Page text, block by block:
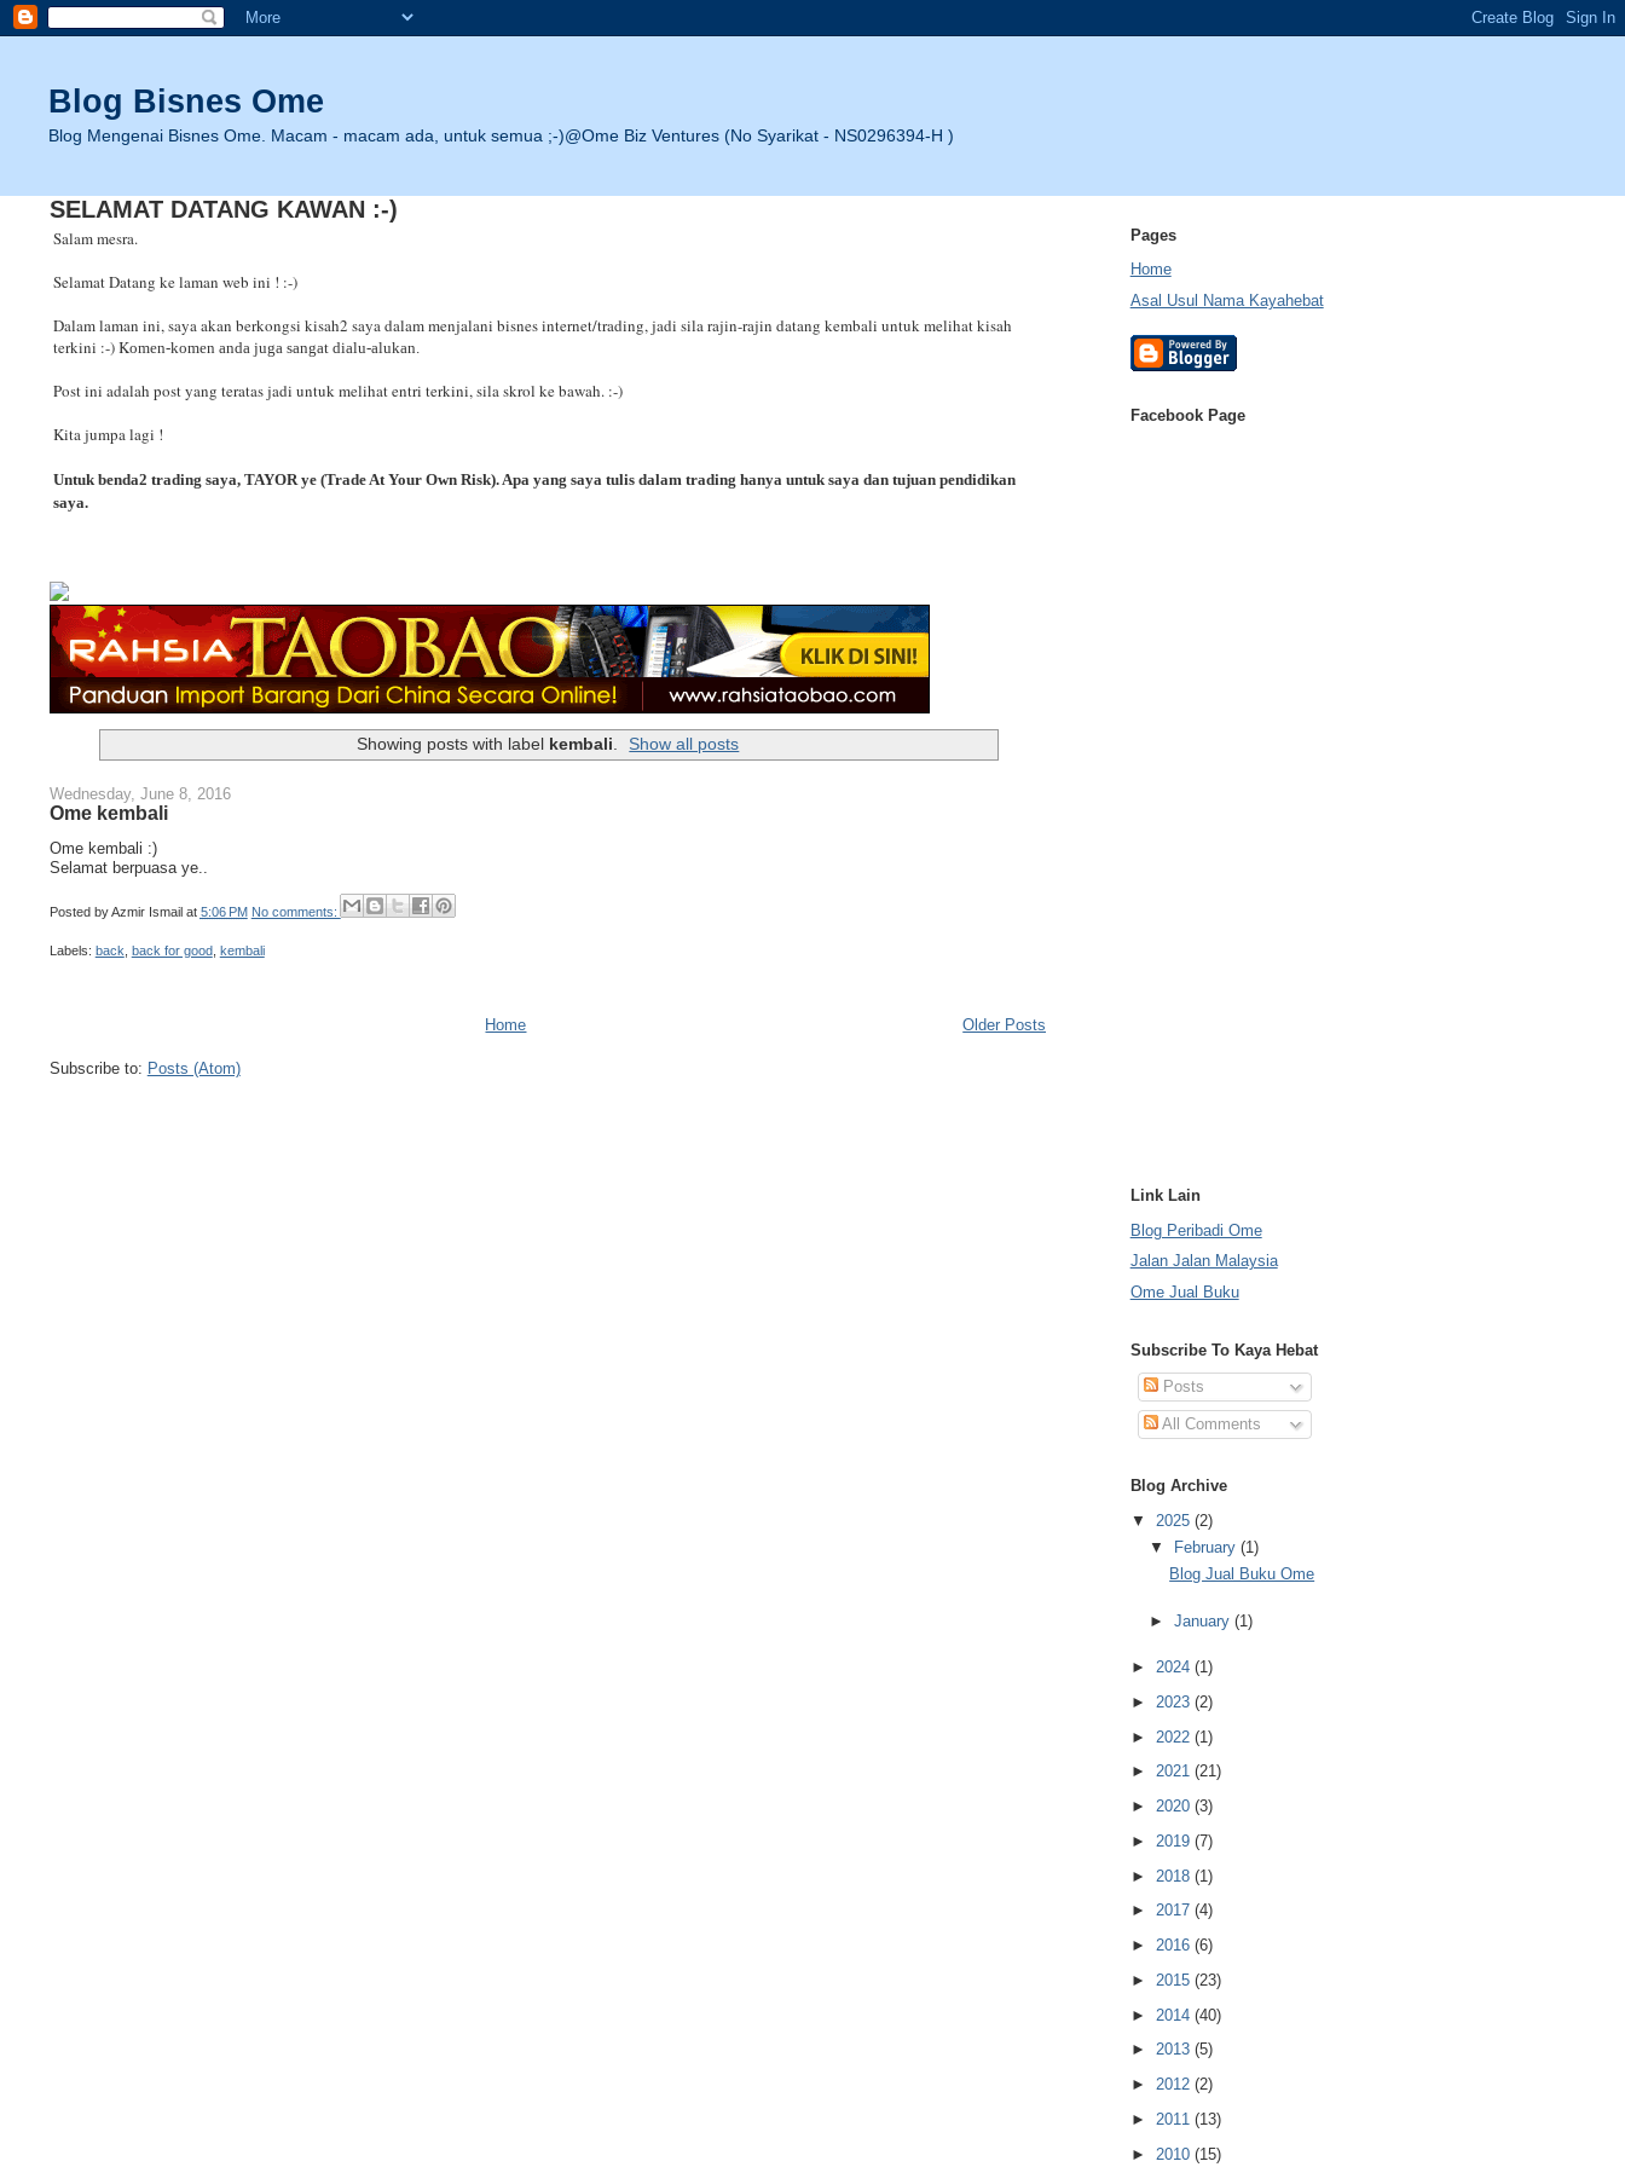
Blog Bisnes Ome
Blog Mengenai Bisnes Ome. Macam - macam ada, untuk semua ;-)@Ome Biz Ventures (No Syarikat - NS0296394-H )
SELAMAT DATANG KAWAN :-)
Salam mesra.
Selamat Datang ke laman web ini ! :-)
Dalam laman ini, saya akan berkongsi kisah2 saya dalam menjalani bisnes internet/trading, jadi sila rajin-rajin datang kembali untuk melihat kisah
terkini :-) Komen-komen anda juga sangat dialu-alukan.
Post ini adalah post yang teratas jadi untuk melihat entri terkini, sila skrol ke bawah. :-)
Kita jumpa lagi !
Untuk benda2 trading saya, TAYOR ye (Trade At Your Own Risk). Apa yang saya tulis dalam trading hanya untuk saya dan tujuan pendidikan
saya.
Showing posts with label kembali Show all posts
Wednesday, June 8, 2016
Ome kembali
Ome kembali :)
Selamat berpuasa ye..
Posted byAzmir Ismail at 5:06 PM No comments:
Labels: back back for good, kembali
Older Posts
Home
Subscribe to: Posts (Atom)
Pages
Home
Asal Usul Nama Kayahebat
Facebook Page
Link Lain
Blog Peribadi Ome
Jalan Jalan Malaysia
Ome Jual Buku
Subscribe To Kaya Hebat
Posts
All Comments
Blog Archive
▼ 2025 (2)
▼
February(1)
Blog Jual Buku Ome
►January(1)
► 2024 (1)
► 2023 (2)
► 2022 (1)
► 2021 (21)
► 2020 (3)
► 2019 (7)
► 2018 (1)
► 2017 (4)
► 2016 (6)
► 2015 (23)
► 2014 (40)
► 2013 (5)
► 2012 (2)
► 2011 (13)
► 2010 (15)